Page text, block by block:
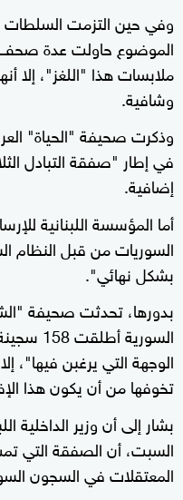
وفي حين التزمت
الموضوع حاولت عدة
ملابسات هذا "اللغز"، إلا
وشافية.
في إطار "صفقة التبادل
إضافية.
أما المؤسسة اللبنانية
السوريات من قبل النظام
بشكل نهائي".
بدورها، تحدثت صحيفة
الوجهة التي يرغبن فيها"،
تخوفها من أن يكون هذا
بشار إلى أن وزير الداخلية
السبت، أن الصفقة
المعتقلات في السجون